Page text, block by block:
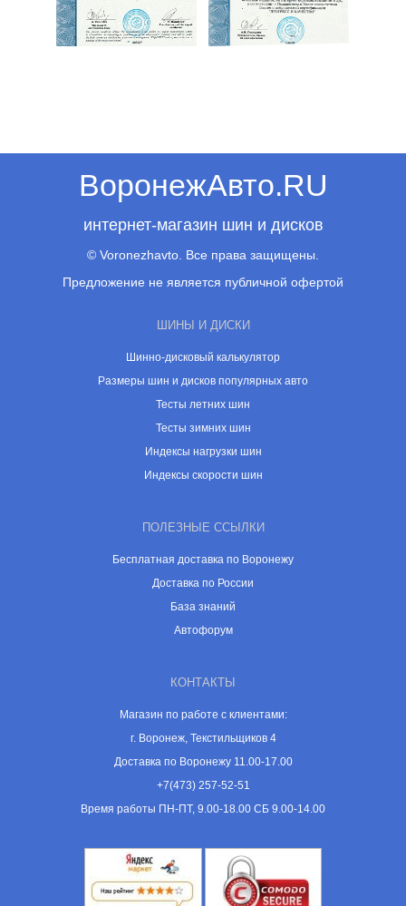
ВоронежАвто.RU
интернет-магазин шин и дисков
© Voronezhavto. Все права защищены.
Предложение не является публичной офертой
ШИНЫ И ДИСКИ
Шинно-дисковый калькулятор
Размеры шин и дисков популярных авто
Тесты летних шин
Тесты зимних шин
Индексы нагрузки шин
Индексы скорости шин
ПОЛЕЗНЫЕ ССЫЛКИ
Бесплатная доставка по Воронежу
Доставка по России
База знаний
Автофорум
КОНТАКТЫ
Магазин по работе с клиентами:
г. Воронеж, Текстильщиков 4
Доставка по Воронежу 11.00-17.00
+7(473) 257-52-51
Время работы ПН-ПТ, 9.00-18.00 СБ 9.00-14.00